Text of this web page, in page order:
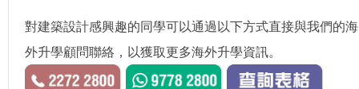
對建築設計感興趣的同學可以通過以下方式直接與我們的海
外升學顧問聯絡，以獲取更多海外升學資訊。